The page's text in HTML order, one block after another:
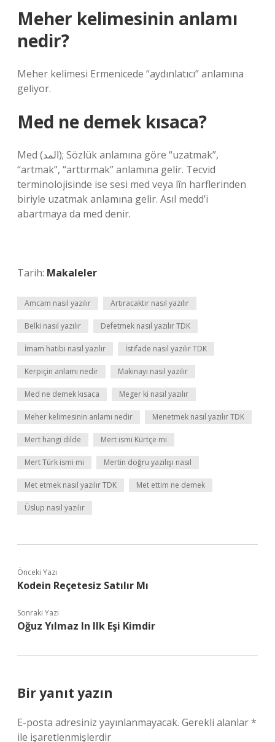
Meher kelimesinin anlamı
nedir?
Meher kelimesi Ermenicede “aydınlatıcı” anlamına
geliyor.
Med ne demek kısaca?
Med (المد); Sözlük anlamına göre “uzatmak”,
“artmak”, “arttırmak” anlamına gelir. Tecvid
terminolojisinde ise sesi med veya lîn harflerinden
biriyle uzatmak anlamına gelir. Asıl medd’i
abartmaya da med denir.
Tarih: Makaleler
Amcam nasıl yazılır Artıracaktır nasıl yazılır
Belki nasıl yazılır Defetmek nasıl yazılır TDK
İmam hatibi nasıl yazılır İstifade nasıl yazılır TDK
Kerpiçin anlamı nedir Makinayı nasıl yazılır
Med ne demek kısaca Meger ki nasıl yazılır
Meher kelimesinin anlamı nedir Menetmek nasıl yazılır TDK
Mert hangi dilde Mert ismi Kürtçe mi
Mert Türk ismi mi Mertin doğru yazılışı nasıl
Met etmek nasıl yazılır TDK Met ettim ne demek
Üslup nasıl yazılır
Önceki Yazı
Kodein Reçetesiz Satılır Mı
Sonraki Yazı
Oğuz Yılmaz In Ilk Eşi Kimdir
Bir yanıt yazın
E-posta adresiniz yayınlanmayacak. Gerekli alanlar*
ile işaretlenmişlerdir